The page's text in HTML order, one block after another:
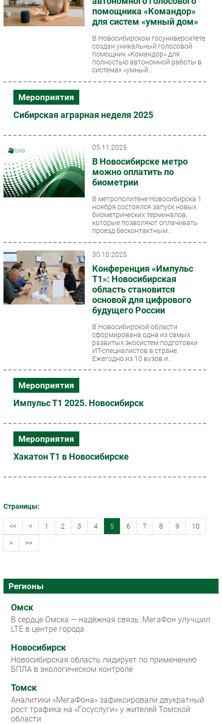
помощника «Командор»
для систем «умный дом»
В Новосибирском госуниверситете
создан уникальный голосовой
помощник «Командор» для
полностью автономной работы в
системах «умный...
Мероприятия
Сибирская аграрная неделя 2025
05.11.2025
В Новосибирске метро
можно оплатить по
биометрии
В метрополитене Новосибирска 1
ноября состоялся запуск новых
биометрических терминалов,
которые позволяют оплачивать
проезд бесконтактным...
30.10.2025
Конференция «Импульс
Т1»: Новосибирская
область становится
основой для цифрового
будущего России
В Новосибирской области
сформирована одна из самых
развитых экосистем подготовки
ИТ-специалистов в стране.
Ежегодно из 10 вузов и...
Мероприятия
Импульс Т1 2025. Новосибирск
Мероприятия
Хакатон Т1 в Новосибирске
Страницы:
<< < 1 2 3 4 5 6 7 8 9 10
> >>
Регионы
Омск
В сердце Омска — надёжная связь: МегаФон улучшил
LTE в центре города
Новосибирск
Новосибирская область лидирует по применению
БПЛА в экологическом контроле
Томск
Аналитики «МегаФона» зафиксировали двукратный
рост трафика на «Госуслуги» у жителей Томской
области